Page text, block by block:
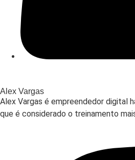
Alex Vargas
Alex Vargas é empreendedor digital
que é considerado o treinamento